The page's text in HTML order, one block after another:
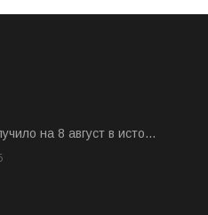
на 8 август в исто...